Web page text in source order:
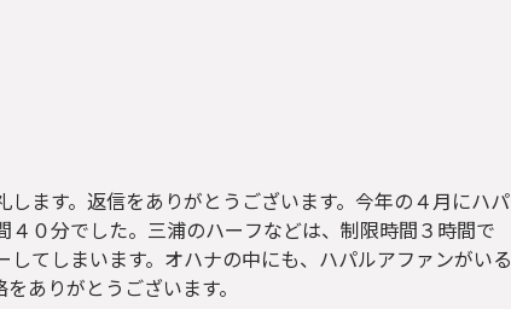
します。返信をありがとうございます。今年の４月にハパ
４０分でした。三浦のハーフなどは、制限時間３時間で
してしまいます。オハナの中にも、ハパルアファンがいる
ありがとうございます。